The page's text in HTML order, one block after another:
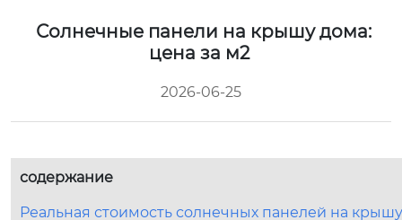
Солнечные панели на крышу дома:
цена за м2
2026-06-25
содержание
Реальная стоимость солнечных панелей на